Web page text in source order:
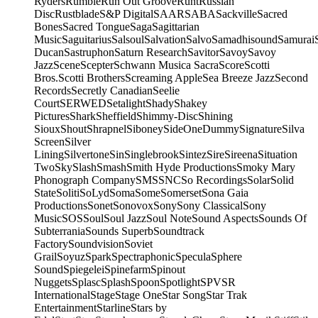
DiscRustbladeS&P DigitalSAARSABASackvilleSacred
BonesSacred TongueSagaSagittarian
MusicSaguitariusSalsoulSalvationSalvoSamadhisoundSamurai
DucanSastruphonSaturn ResearchSavitorSavoySavoy
JazzSceneScepterSchwann Musica SacraScoreScotti
Bros.Scotti BrothersScreaming AppleSea Breeze JazzSecond
RecordsSecretly CanadianSeelie
CourtSERWEDSetalightShadyShakey
PicturesSharkSheffieldShimmy-DiscShining
SiouxShoutShrapnelSiboneySideOneDummySignatureSilva
ScreenSilver
LiningSilvertoneSinSinglebrookSintezSireSireenaSituation
TwoSkySlashSmashSmith Hyde ProductionsSmoky Mary
Phonograph CompanySMSSNCSo RecordingsSolarSolid
StateSolitiSoLydSomaSomeSomersetSona Gaia
ProductionsSonetSonovoxSonySony ClassicalSony
MusicSOSSoulSoul JazzSoul NoteSound AspectsSounds Of
SubterraniaSounds SuperbSoundtrack
FactorySoundvisionSoviet
GrailSoyuzSparkSpectraphonicSpeculaSphere
SoundSpiegeleiSpinefarmSpinout
NuggetsSplascSplashSpoonSpotlightSPVSR
InternationalStageStage OneStar SongStar Trak
EntertainmentStarlineStars by